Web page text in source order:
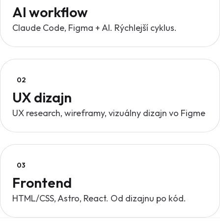
AI workflow
Claude Code, Figma + AI. Rýchlejší cyklus.
02
UX dizajn
UX research, wireframy, vizuálny dizajn vo Figme
03
Frontend
HTML/CSS, Astro, React. Od dizajnu po kód.